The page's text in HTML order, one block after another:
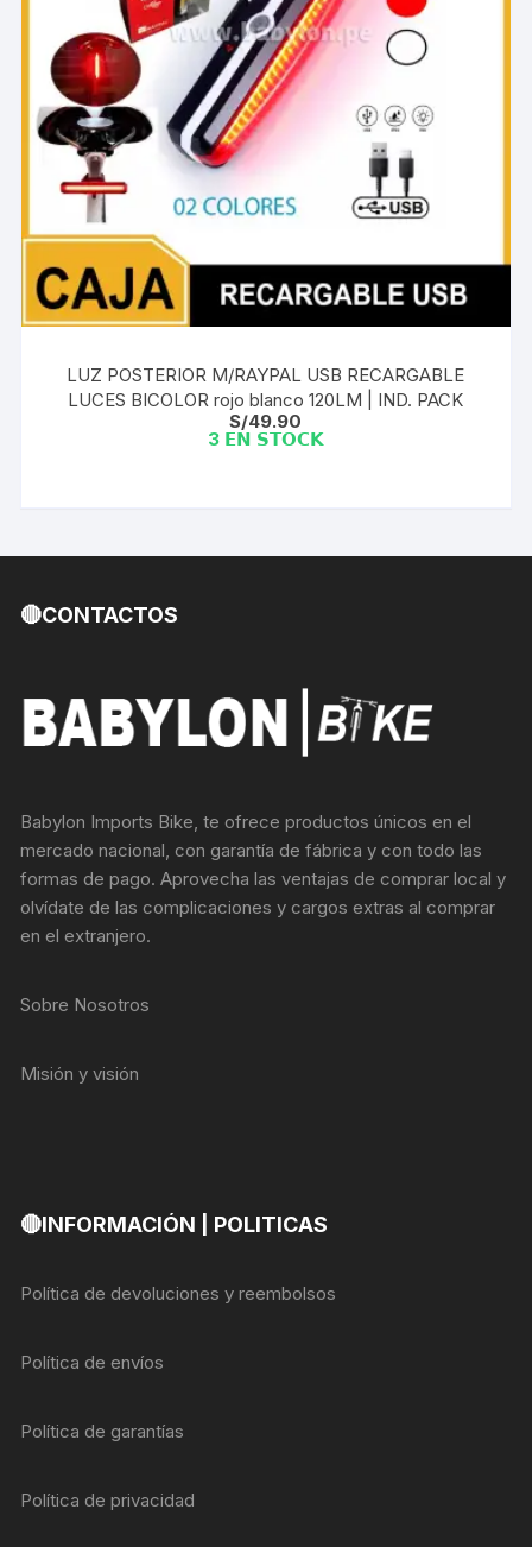
LUZ POSTERIOR M/RAYPAL USB RECARGABLE
LUCES BICOLOR rojo blanco 120LM | IND. PACK
S/49.90
3 𝗘𝗡 𝗦𝗧𝗢𝗖𝗞
🔴CONTACTOS
Babylon Imports Bike, te ofrece productos únicos en el
mercado nacional, con garantía de fábrica y con todo las
formas de pago. Aprovecha las ventajas de comprar local y
olvídate de las complicaciones y cargos extras al comprar
en el extranjero.
Sobre Nosotros
Misión y visión
🔴INFORMACIÓN | POLITICAS
Política de devoluciones y reembolsos
Política de envíos
Política de garantías
Política de privacidad